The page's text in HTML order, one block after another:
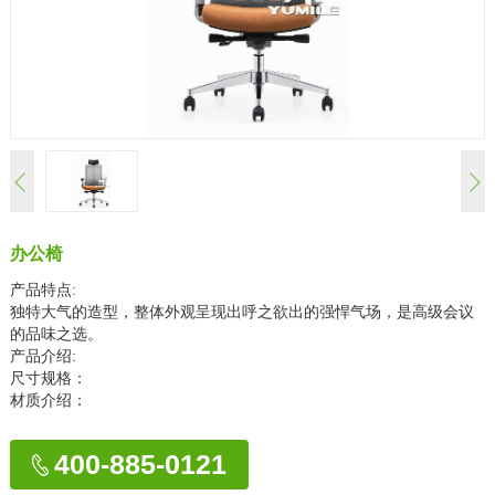
办公椅
产品特点:
独特大气的造型，整体外观呈现出呼之欲出的强悍气场，是高级会议
的品味之选。
产品介绍:
尺寸规格：
材质介绍：
400-885-0121